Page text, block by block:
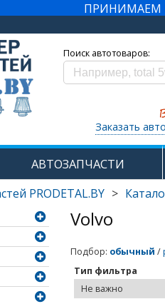
ПРИНИМАЕМ
Поиск автотоваров:
Заказать
АВТОЗАПЧАСТИ
PRODETAL.BY >
Volvo
Подбор: обычный /
Тип фильтра